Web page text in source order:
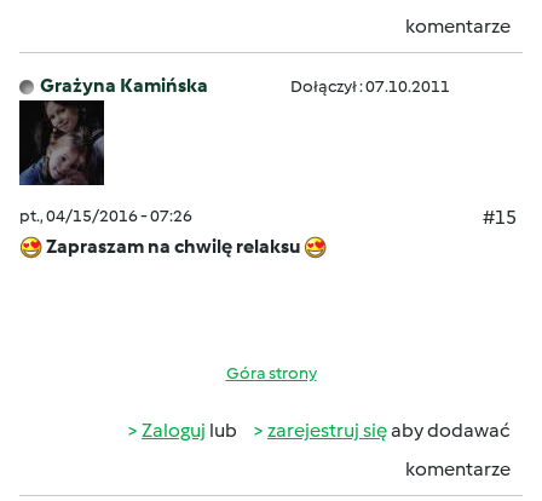
komentarze
Grażyna Kamińska Dołączył : 07.10.2011
pt., 04/15/2016 - 07:26
#15
Zapraszam na chwilę relaksu
Góra strony
Zaloguj lub zarejestruj sięaby dodawać
komentarze